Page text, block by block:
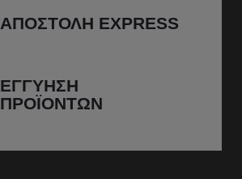
ΑΠΟΣΤΟΛΗ EXPRESS
ΕΓΓΥΗΣΗ
ΠΡΟΪΟΝΤΩΝ